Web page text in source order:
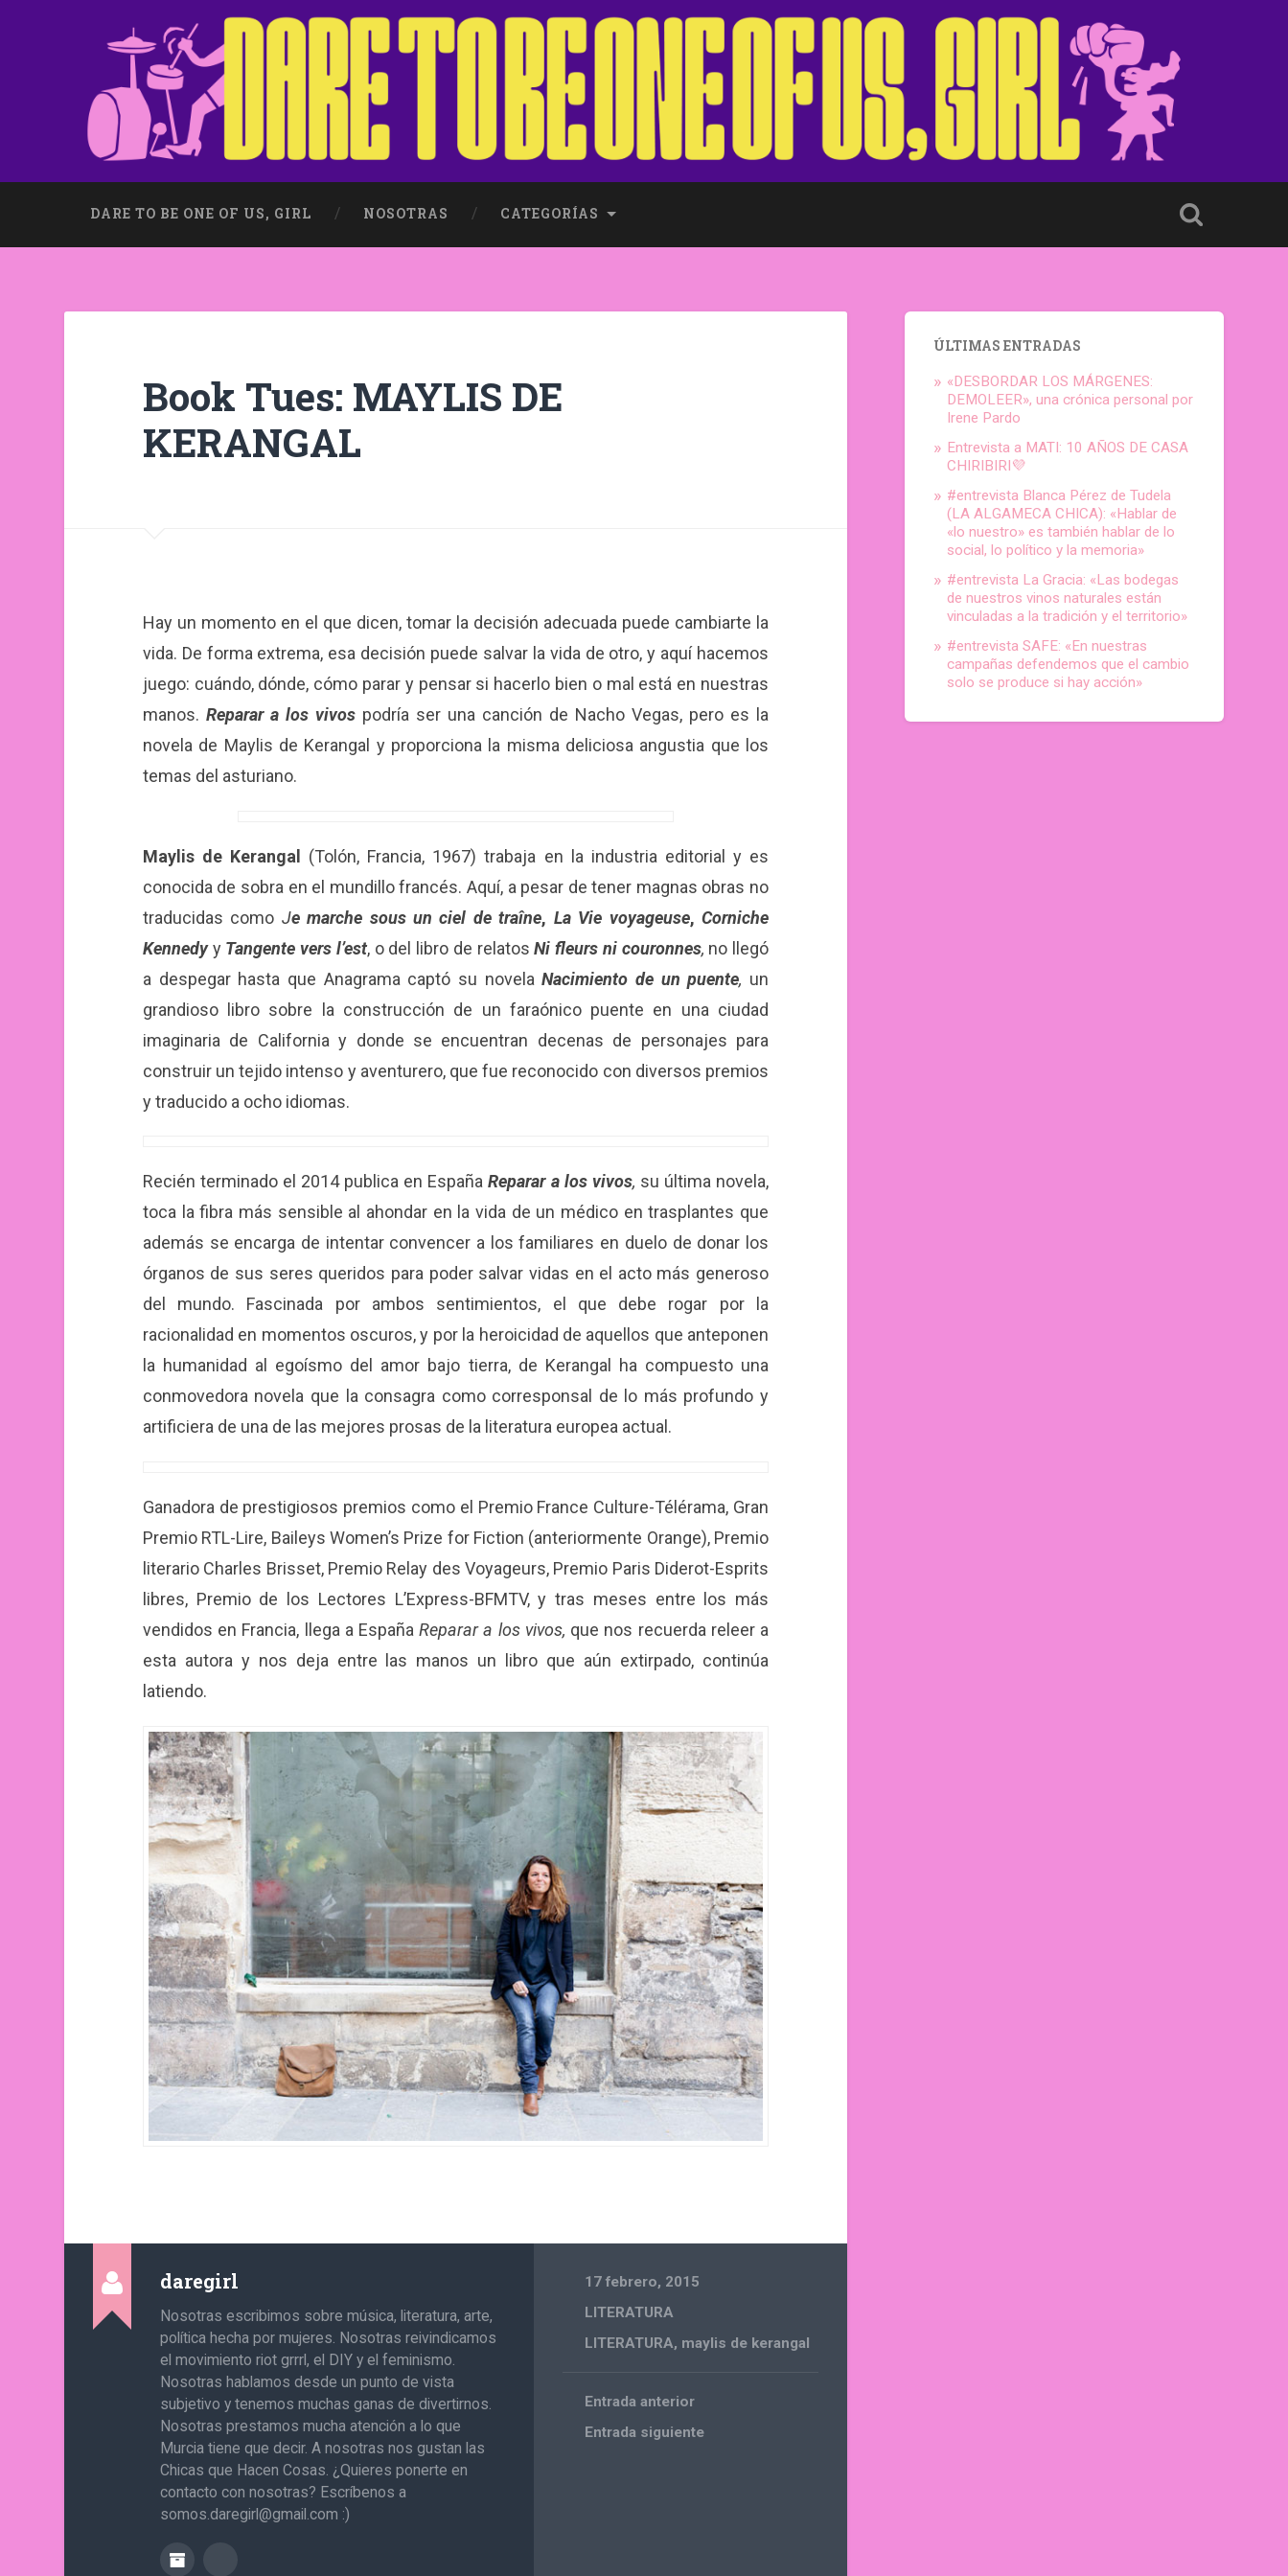
DARE TO BE ONE OF US, GIRL NOSOTRAS CATEGORÍAS
Book Tues: MAYLIS DE
KERANGAL
Hay un momento en el que dicen, tomar la decisión adecuada puede cambiarte la
vida. De forma extrema, esa decisión puede salvar la vida de otro, y aquí hacemos
juego: cuándo, dónde, cómo parar y pensar si hacerlo bien o mal está en nuestras
manos. Reparar a los vivospodría ser una canción de Nacho Vegas, pero es la
novela de Maylis de Kerangal y proporciona la misma deliciosa angustia que los
temas del asturiano.
Maylis de Kerangal (Tolón, Francia, 1967) trabaja en la industria editorial y es
conocida de sobra en el mundillo francés. Aquí, a pesar de tener magnas obras no
traducidas como Je marche sous un ciel de traîne, La Vie voyageuse,Corniche
Kennedyy Tangente vers l’est, o del libro de relatosNi fleurs ni couronnes, no llegó
a despegar hasta que Anagrama captó su novelaNacimiento de un puente, un
grandioso libro sobre la construcción de un faraónico puente en una ciudad
imaginaria de California y donde se encuentran decenas de personajes para
construir un tejido intenso y aventurero, que fue reconocido con diversos premios
y traducido a ocho idiomas.
Recién terminado el 2014 publica en EspañaReparar a los vivos, su última novela,
toca la fibra más sensible al ahondar en la vida de un médico en trasplantes que
además se encarga de intentar convencer a los familiares en duelo de donar los
órganos de sus seres queridos para poder salvar vidas en el acto más generoso
del mundo. Fascinada por ambos sentimientos, el que debe rogar por la
racionalidad en momentos oscuros, y por la heroicidad de aquellos que anteponen
la humanidad al egoísmo del amor bajo tierra, de Kerangal ha compuesto una
conmovedora novela que la consagra como corresponsal de lo más profundo y
artificiera de una de las mejores prosas de la literatura europea actual.
Ganadora de prestigiosos premios como el Premio France Culture-Télérama, Gran
Premio RTL-Lire, Baileys Women’s Prize for Fiction (anteriormente Orange), Premio
literario Charles Brisset, Premio Relay des Voyageurs, Premio Paris Diderot-Esprits
libres, Premio de los Lectores L’Express-BFMTV, y tras meses entre los más
vendidos en Francia, llega a EspañaReparar a los vivos, que nos recuerda releer a
esta autora y nos deja entre las manos un libro que aún extirpado, continúa
latiendo.
daregirl
Nosotras escribimos sobre música, literatura, arte,
política hecha por mujeres. Nosotras reivindicamos
el movimiento riot grrrl, el DIY y el feminismo.
Nosotras hablamos desde un punto de vista
subjetivo y tenemos muchas ganas de divertirnos.
Nosotras prestamos mucha atención a lo que
Murcia tiene que decir. A nosotras nos gustan las
Chicas que Hacen Cosas. ¿Quieres ponerte en
contacto con nosotras? Escríbenos a
somos.daregirl@gmail.com :)
17 febrero, 2015
LITERATURA
LITERATURA, maylis de kerangal
Entrada anterior
Entrada siguiente
ÚLTIMAS ENTRADAS
«DESBORDAR LOS MÁRGENES:
DEMOLEER», una crónica personal por
Irene Pardo
Entrevista a MATI: 10 AÑOS DE CASA
CHIRIBIRI💜
#entrevista Blanca Pérez de Tudela
(LA ALGAMECA CHICA): «Hablar de
«lo nuestro» es también hablar de lo
social, lo político y la memoria»
#entrevista La Gracia: «Las bodegas
de nuestros vinos naturales están
vinculadas a la tradición y el territorio»
#entrevista SAFE: «En nuestras
campañas defendemos que el cambio
solo se produce si hay acción»